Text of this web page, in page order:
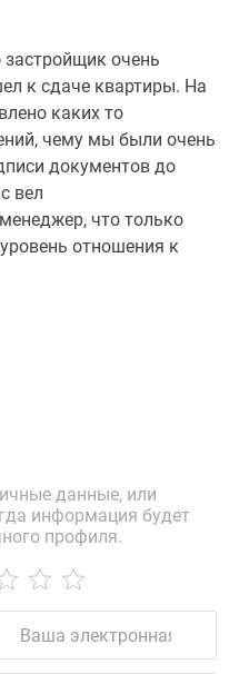
застройщик очень
к сдаче квартиры. На
каких то
чему мы были очень
документов до
вел
что только
отношения к
данные, или
информация будет
профиля.